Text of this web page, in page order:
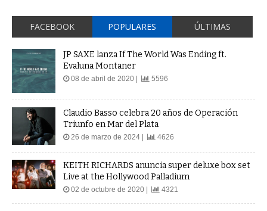
FACEBOOK POPULARES ÚLTIMAS
JP SAXE lanza If The World Was Ending ft.
Evaluna Montaner
08 de abril de 2020 | 5596
Claudio Basso celebra 20 años de Operación
Triunfo en Mar del Plata
26 de marzo de 2024 | 4626
KEITH RICHARDS anuncia super deluxe box set
Live at the Hollywood Palladium
02 de octubre de 2020 | 4321